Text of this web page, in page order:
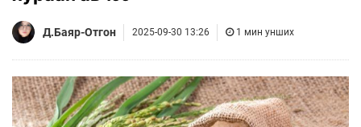
Д.Баяр-Отгон 2025-09-30 13:26 1 мин унших